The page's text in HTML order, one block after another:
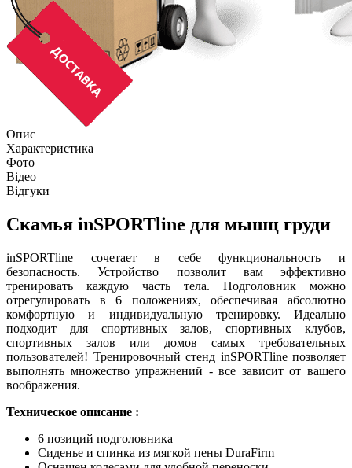
Опис
Характеристика
Фото
Відео
Відгуки
Скамья inSPORTline для мышц груди
inSPORTline сочетает в себе функциональность и
безопасность. Устройство позволит вам эффективно
тренировать каждую часть тела. Подголовник можно
отрегулировать в 6 положениях, обеспечивая абсолютно
комфортную и индивидуальную тренировку. Идеально
подходит для спортивных залов, спортивных клубов,
спортивных залов или домов самых требовательных
пользователей! Тренировочный стенд inSPORTline позволяет
выполнять множество упражнений - все зависит от вашего
воображения.
Техническое описание :
6 позиций подголовника
Сиденье и спинка из мягкой пены DuraFirm